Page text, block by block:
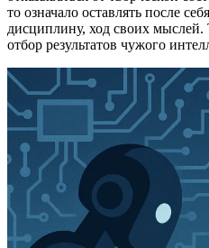
то означало оставлять после
дисциплину, ход своих мыслей.
отбор результатов чужого